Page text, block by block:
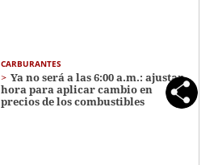
CARBURANTES
Ya no será a las 6:00 a.m.: ajustan
hora para aplicar cambio en
precios de los combustibles